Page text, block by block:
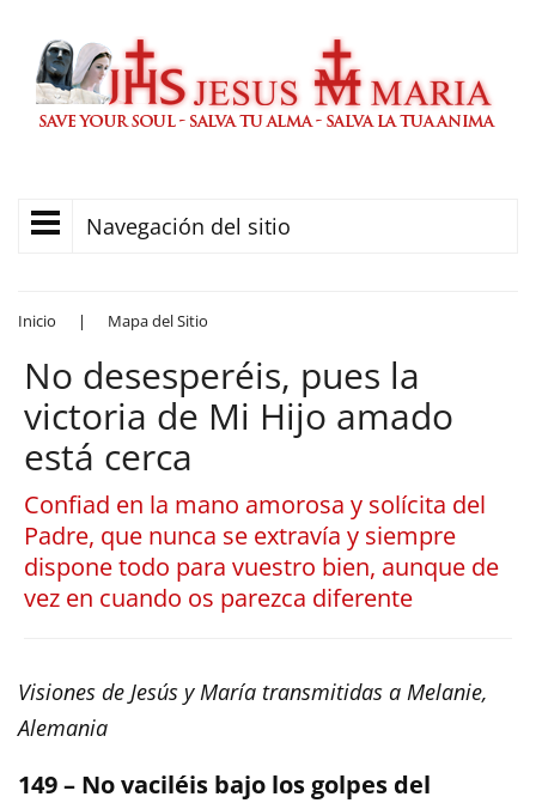
Navegación del sitio
Inicio | Mapa del Sitio
No desesperéis, pues la
victoria de Mi Hijo amado
está cerca
Confiad en la mano amorosa y solícita del
Padre, que nunca se extravía y siempre
dispone todo para vuestro bien, aunque de
vez en cuando os parezca diferente
Visiones de Jesús y María transmitidas a Melanie,
Alemania
149 – No vaciléis bajo los golpes del